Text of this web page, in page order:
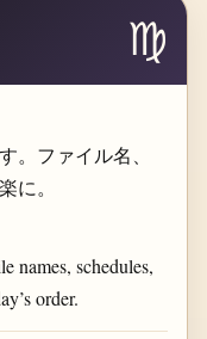
♍
。ファイル名、
に。
names, schedules,
order.